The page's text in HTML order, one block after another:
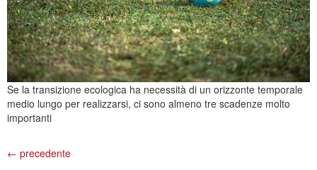
Se la transizione ecologica ha necessità di un orizzonte temporale
medio lungo per realizzarsi, ci sono almeno tre scadenze molto
importanti
← precedente